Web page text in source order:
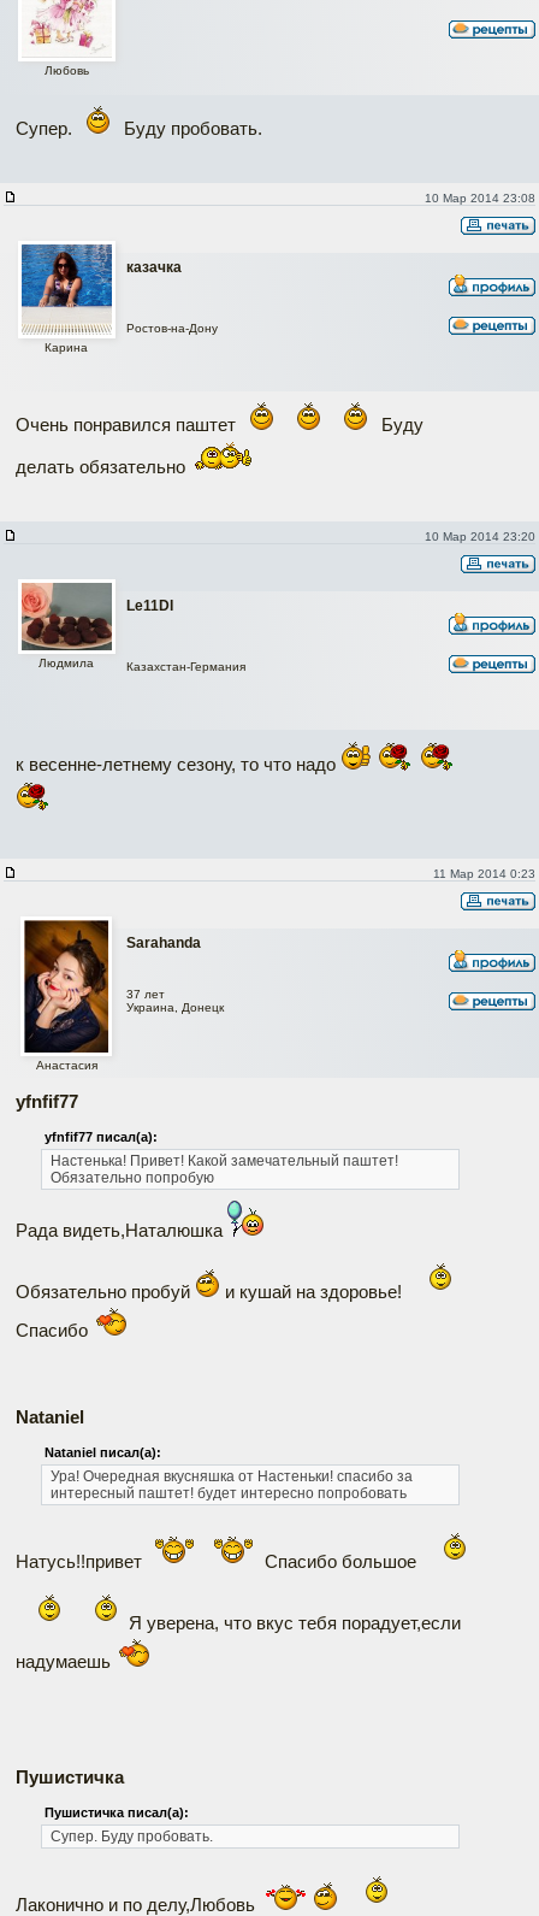
Любовь
Супер. Буду пробовать.
10 Мар 2014 23:08
казачка
Карина
Ростов-на-Дону
Очень понравился паштет Буду
делать обязательно
10 Мар 2014 23:20
Le11DI
Людмила Казахстан-Германия
к весенне-летнему сезону, то что надо
11 Мар 2014 0:23
Sarahanda
Анастасия
37 лет
Украина, Донецк
yfnfif77
yfnfif77 писал(а):
Настенька! Привет! Какой замечательный паштет!
Обязательно попробую
Рада видеть,Наталюшка
Обязательно пробуй
и кушай на здоровье!
Спасибо
Nataniel
Nataniel писал(а):
Ура! Очередная вкусняшка от Настеньки! спасибо за
интересный паштет! будет интересно попробовать
Натусь!!привет Спасибо большое
Я уверена, что вкус тебя порадует,если
надумаешь
Пушистичка
Пушистичка писал(а):
Супер. Буду пробовать.
Лаконично и по делу,Любовь